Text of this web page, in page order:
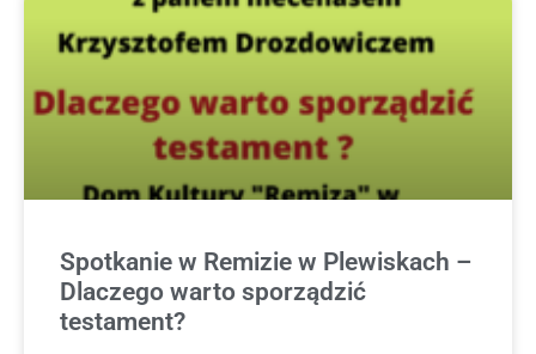
Spotkanie w Remizie w Plewiskach –
Dlaczego warto sporządzić
testament?